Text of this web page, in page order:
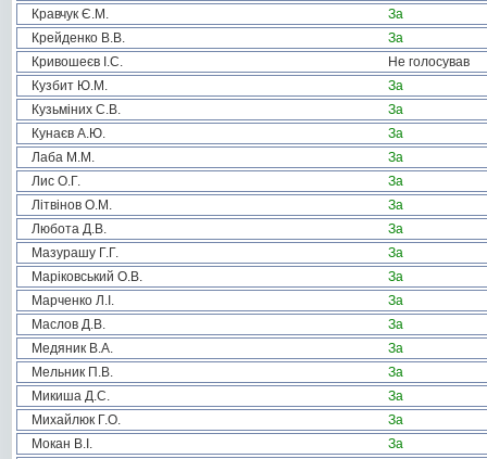
Кравчук Є.М.
За
Крейденко В.В.
За
Кривошеєв І.С.
Не голосував
Кузбит Ю.М.
За
Кузьміних С.В.
За
Кунаєв А.Ю.
За
Лаба М.М.
За
Лис О.Г.
За
Літвінов О.М.
За
Любота Д.В.
За
Мазурашу Г.Г.
За
Маріковський О.В.
За
Марченко Л.І.
За
Маслов Д.В.
За
Медяник В.А.
За
Мельник П.В.
За
Микиша Д.С.
За
Михайлюк Г.О.
За
Мокан В.І.
За